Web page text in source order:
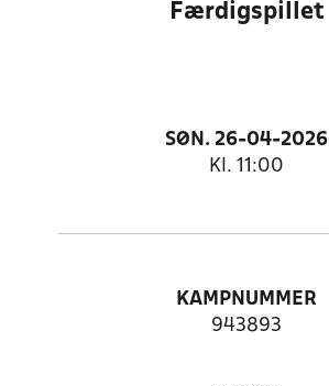
Færdigspillet
SØN. 26-04-2026
Kl. 11:00
KAMPNUMMER
943893